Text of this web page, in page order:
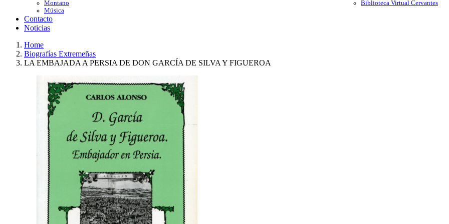
Montano
Música
Biblioteca Virtual Cervantes
Contacto
Noticias
Home
Biografías Extremeñas
LA EMBAJADA A PERSIA DE DON GARCÍA DE SILVA Y FIGUEROA